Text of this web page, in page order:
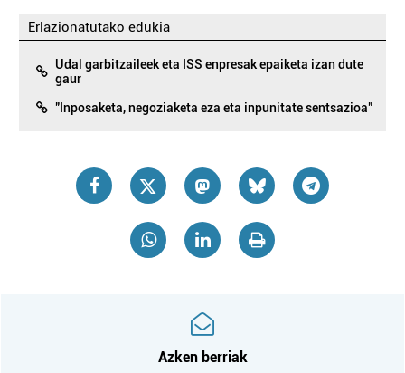
Erlazionatutako edukia
Udal garbitzaileek eta ISS enpresak epaiketa izan dute
gaur
"Inposaketa, negoziaketa eza eta inpunitate sentsazioa"
Azken berriak